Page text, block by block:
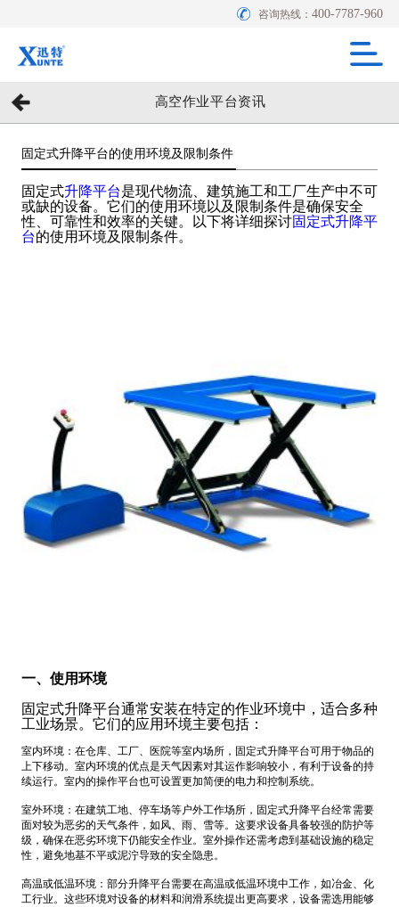
咨询热线：400-7787-960
高空作业平台资讯
固定式升降平台的使用环境及限制条件
固定式升降平台是现代物流、建筑施工和工厂生产中不可
或缺的设备。它们的使用环境以及限制条件是确保安全
性、可靠性和效率的关键。以下将详细探讨固定式升降平
台的使用环境及限制条件。
一、使用环境
固定式升降平台通常安装在特定的作业环境中，适合多种
工业场景。它们的应用环境主要包括：
室内环境：在仓库、工厂、医院等室内场所，固定式升降平台可用于物品的
上下移动。室内环境的优点是天气因素对其运作影响较小，有利于设备的持
续运行。室内的操作平台也可设置更加简便的电力和控制系统。
室外环境：在建筑工地、停车场等户外工作场所，固定式升降平台经常需要
面对较为恶劣的天气条件，如风、雨、雪等。这要求设备具备较强的防护等
级，确保在恶劣环境下仍能安全作业。室外操作还需考虑到基础设施的稳定
性，避免地基不平或泥泞导致的安全隐患。
高温或低温环境：部分升降平台需要在高温或低温环境中工作，如冶金、化
工行业。这些环境对设备的材料和润滑系统提出更高要求，设备需选用能够